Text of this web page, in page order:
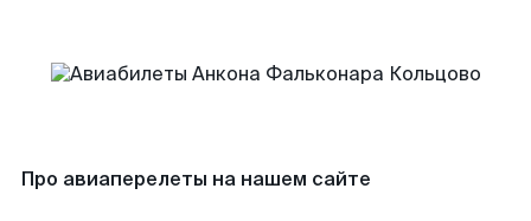
Про авиаперелеты на нашем сайте